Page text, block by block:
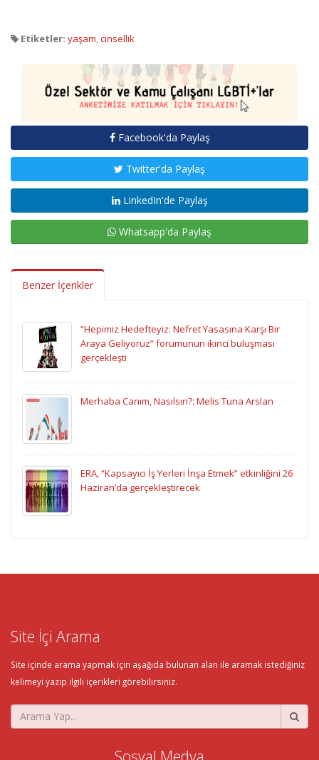
Etiketler: yaşam,cinsellik
Facebook'da Paylaş
Twitter'da Paylaş
LinkedIn'de Paylaş
Whatsapp'da Paylaş
Benzer İçerikler
“Hepimiz Hedefteyiz: Nefret Yasasına Karşı Bir
Araya Geliyoruz” forumunun ikinci buluşması
gerçekleşti
Merhaba Canım, Nasılsın?: Melis Tuna Arslan
ERA, “Kapsayıcı İş Yerleri İnşa Etmek” etkinliğini 26
Haziran’da gerçekleştirecek
Site İçi Arama
Site içinde arama yapmak için aşağıda bulunan alan ile aramak istediğiniz
kelimeyi yazıp ilgili içerikleri görebilirsiniz.